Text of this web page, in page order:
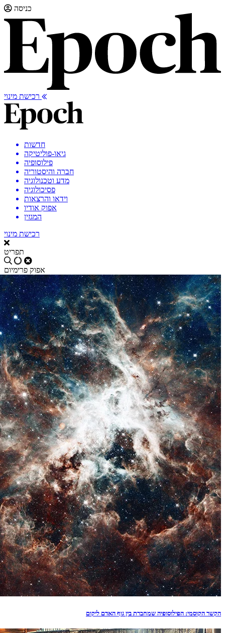
כניסה
חדשות
גיאו-פוליטיקה
פילוסופיה
חברה והיסטוריה
מדע וטכנולוגיה
פסיכולוגיה
וידאו והרצאות
אפוק אודיו
המגזין
רכישת מינוי
תפריט
אפוק פרימיום
הקשר הקוסמי: הפילוסופיה שמחברת בין גוף האדם ליקום